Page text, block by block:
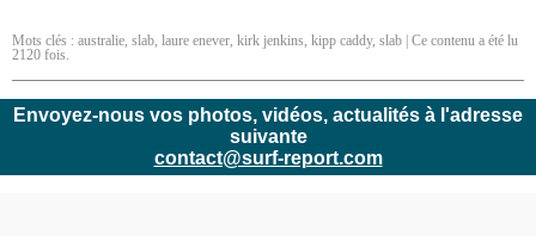
Mots clés : australie slab laure enever kirk jenkins kipp caddy, slab | Ce contenu a été lu
2120 fois.
Envoyez-nous vos photos, vidéos, actualités à l'adresse
suivante
contact@surf-report.com